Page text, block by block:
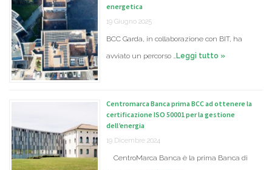
energetica
19 Giugno 2025
BCC Garda, in collaborazione con BIT, ha
avviato un percorso …Leggi tutto »
Centromarca Banca prima BCC ad ottenere la
certificazione ISO 50001 per la gestione
dell’energia
19 Dicembre 2024
CentroMarca Banca è la prima Banca di